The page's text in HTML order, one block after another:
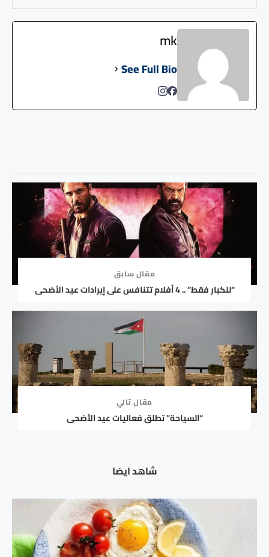
mk
See Full Bio
مقال سابق
“للكبار فقط” .. 4 أفلام تتنافس على إيرادات عيد الأضحى
مقال تالي
“السياحة” تطلق فعاليات عيد الأضحى
شاهد ايضا